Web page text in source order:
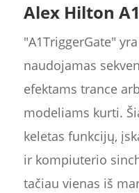
Alex Hilton
"A1TriggerGate"
naudojamas
efektams trance
modeliams kurti.
keletas funkcijų,
ir kompiuterio
tačiau vienas iš